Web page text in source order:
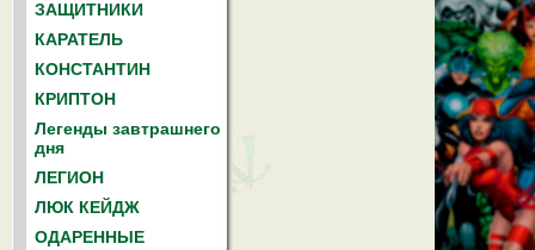
ЗАЩИТНИКИ
КАРАТЕЛЬ
КОНСТАНТИН
КРИПТОН
Легенды завтрашнего
дня
ЛЕГИОН
ЛЮК КЕЙДЖ
ОДАРЕННЫЕ